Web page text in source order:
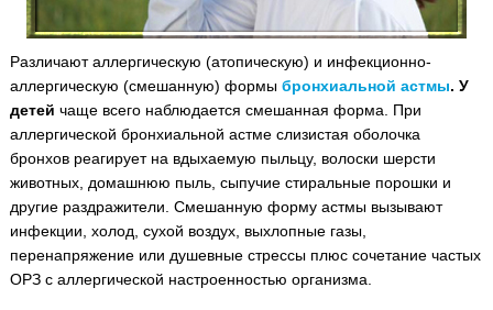
Различают аллергическую (атопическую) и инфекционно-
аллергическую (смешанную) формы бронхиальной астмы. У
детей чаще всего наблюдается смешанная форма. При
аллергической бронхиальной астме слизистая оболочка
бронхов реагирует на вдыхаемую пыльцу, волоски шерсти
животных, домашнюю пыль, сыпучие стиральные порошки и
другие раздражители. Смешанную форму астмы вызывают
инфекции, холод, сухой воздух, выхлопные газы,
перенапряжение или душевные стрессы плюс сочетание частых
ОРЗ с аллергической настроенностью организма.